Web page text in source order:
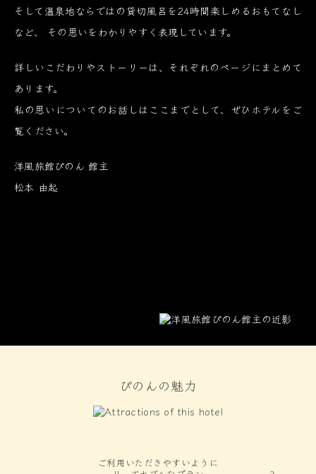
そして温泉地ならではの貸切風呂を24時間楽しめるおもてなし
など、
その思いをわかりやすく表現しています。
詳しいこだわりやストーリーは、それぞれのページにまとめて
あります。
私の思いについてのお話しはここまでとして、ぜひホテルをご
覧ください。
洋風旅館ぴのん 館主
松本 由起
ぴのんの魅力
3つのフレンチ風懐石